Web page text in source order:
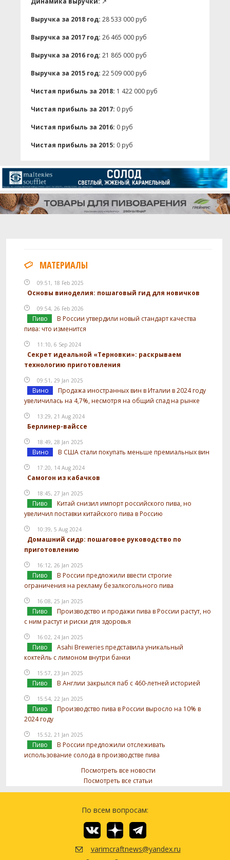
Выручка за 2018 год: 28 533 000 руб
Выручка за 2017 год: 26 465 000 руб
Выручка за 2016 год: 21 865 000 руб
Выручка за 2015 год: 22 509 000 руб
Чистая прибыль за 2018: 1 422 000 руб
Чистая прибыль за 2017: 0 руб
Чистая прибыль за 2016: 0 руб
Чистая прибыль за 2015: 0 руб
МАТЕРИАЛЫ
09:51, 18 Feb 2025
Основы виноделия: пошаговый гид для новичков
09:54, 26 Feb 2026
Пиво
В России утвердили новый стандарт качества
пива: что изменится
11:10, 6 Sep 2024
Секрет идеальной «Терновки»: раскрываем
технологию приготовления
09:51, 29 Jan 2025
Вино
Продажа иностранных вин в Италии в 2024 году
увеличилась на 4,7%, несмотря на общий спад на рынке
13:29, 21 Aug 2024
Берлинер-вайссе
18:49, 28 Jan 2025
Вино В США стали покупать меньше премиальных вин
17:20, 14 Aug 2024
Самогон из кабачков
18:45, 27 Jan 2025
Пиво
Китай снизил импорт российского пива, но
увеличил поставки китайского пива в Россию
10:39, 5 Aug 2024
Домашний сидр: пошаговое руководство по
приготовлению
16:12, 26 Jan 2025
Пиво
В России предложили ввести строгие
ограничения на рекламу безалкогольного пива
16:08, 25 Jan 2025
Пиво
Производство и продажи пива в России растут, но
с ним растут и риски для здоровья
16:02, 24 Jan 2025
Пиво
Asahi Breweries представила уникальный
коктейль с лимоном внутри банки
15:57, 23 Jan 2025
Пиво В Англии закрылся паб с 460-летней историей
15:54, 22 Jan 2025
Пиво
Производство пива в России выросло на 10% в
2024 году
15:52, 21 Jan 2025
Пиво
В России предложили отслеживать
использование солода в производстве пива
Посмотреть все новости
Посмотреть все статьи
По всем вопросам:
varimcraftnews@yandex.ru